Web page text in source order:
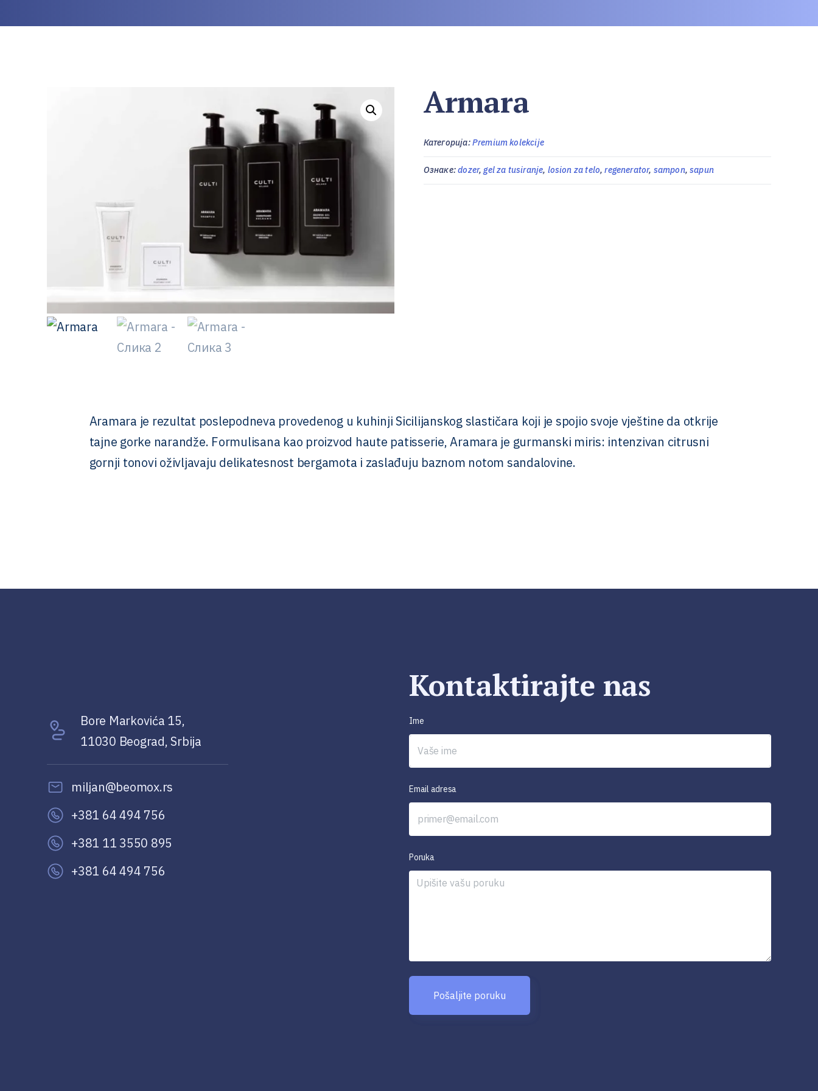
Armara
Категорија:Premium kolekcije
Ознаке:dozer,gel za tusiranje, losion za telo,regenerator, sampon,sapun
Aramara je rezultat poslepodneva provedenog u kuhinji Sicilijanskog slastičara koji je spojio svoje vještine da otkrije
tajne gorke narandže. Formulisana kao proizvod haute patisserie, Aramara je gurmanski miris: intenzivan citrusni
gornji tonovi oživljavaju delikatesnost bergamota i zaslađuju baznom notom sandalovine.
Bore Markovića 15,
11030 Beograd, Srbija
miljan@beomox.rs
+381 64 494 756
+381 11 3550 895
+381 64 494 756
Kontaktirajte nas
Ime
Email adresa
Poruka
Pošaljite poruku